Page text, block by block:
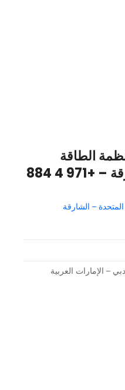
الطاقة
الشمسية ذ – الشارقة – +971 4 884
– الشارقة
– الإمارات العربية